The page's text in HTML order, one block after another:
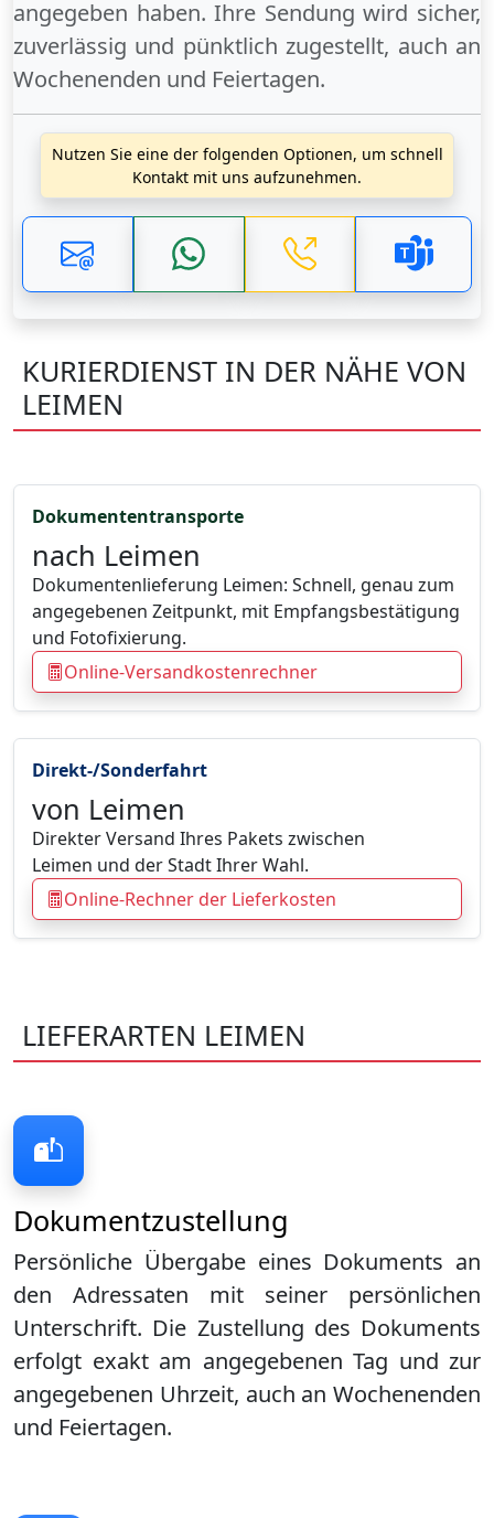
angegeben haben. Ihre Sendung wird sicher,
zuverlässig und pünktlich zugestellt, auch an
Wochenenden und Feiertagen.
Nutzen Sie eine der folgenden Optionen, um schnell
Kontakt mit uns aufzunehmen.
KURIERDIENST IN DER NÄHE VON
LEIMEN
Direkt-/Sonderfahrt
von Leimen
Direkter Versand Ihres Pakets zwischen
Leimen und der Stadt Ihrer Wahl.
Online-Rechner der Lieferkosten
Dokumententransporte
nach Leimen
Dokumentenlieferung Leimen: Schnell, genau zum
angegebenen Zeitpunkt, mit Empfangsbestätigung
und Fotofixierung.
Online-Versandkostenrechner
LIEFERARTEN LEIMEN
Dokumentzustellung
Persönliche Übergabe eines Dokuments an
den Adressaten mit seiner persönlichen
Unterschrift. Die Zustellung des Dokuments
erfolgt exakt am angegebenen Tag und zur
angegebenen Uhrzeit, auch an Wochenenden
und Feiertagen.